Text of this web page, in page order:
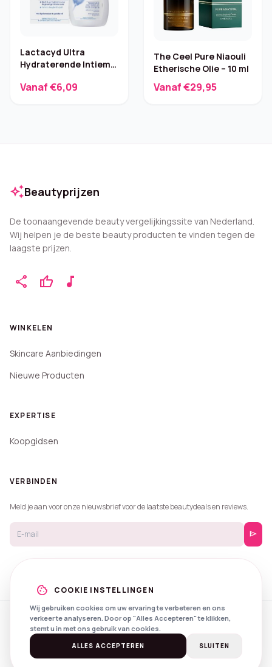
Lactacyd Ultra
Hydraterende Intieme
Vanaf €6,09
The Ceel Pure Niaouli
Etherische Olie – 10 ml
Vanaf €29,95
auto_awesomeBeautyprijzen
De toonaangevende beauty vergelijkingssite van Nederland.
Wij helpen je de beste beauty producten te vinden tegen de
laagste prijzen.
share thumb_up music_note
WINKELEN
Skincare Aanbiedingen
Nieuwe Producten
EXPERTISE
Koopgidsen
VERBINDEN
Meld je aan voor onze nieuwsbrief voor de laatste beautydeals en reviews.
send
© 2026 Beautyprijzen.
Created with
byNXS Digital
SpotlightsPrivacyVoorwaarden
cookie COOKIE INSTELLINGEN
Wij gebruiken cookies om uw ervaring te verbeteren en ons
verkeer te analyseren. Door op "Alles Accepteren" te klikken,
stemt u in met ons gebruik van cookies.
ALLES ACCEPTEREN SLUITEN